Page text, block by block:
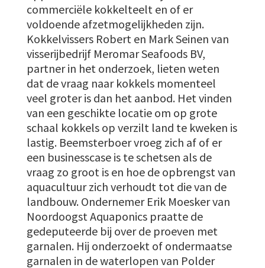
commerciële kokkelteelt en of er
voldoende afzetmogelijkheden zijn.
Kokkelvissers Robert en Mark Seinen van
visserijbedrijf Meromar Seafoods BV,
partner in het onderzoek, lieten weten
dat de vraag naar kokkels momenteel
veel groter is dan het aanbod. Het vinden
van een geschikte locatie om op grote
schaal kokkels op verzilt land te kweken is
lastig. Beemsterboer vroeg zich af of er
een businesscase is te schetsen als de
vraag zo groot is en hoe de opbrengst van
aquacultuur zich verhoudt tot die van de
landbouw. Ondernemer Erik Moesker van
Noordoogst Aquaponics praatte de
gedeputeerde bij over de proeven met
garnalen. Hij onderzoekt of ondermaatse
garnalen in de waterlopen van Polder